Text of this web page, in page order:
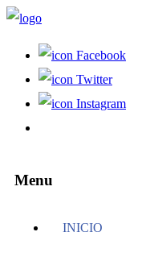
Facebook
Twitter
Instagram
Menu
INICIO